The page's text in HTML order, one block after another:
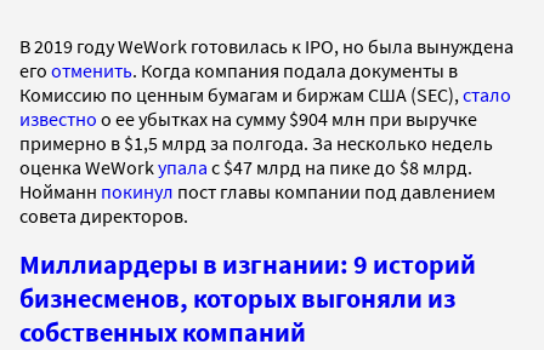
В 2019 году WeWork готовилась к IPO, но была вынуждена
его отменить. Когда компания подала документы в
Комиссию по ценным бумагам и биржам США (SEC), стало
известно о ее убытках на сумму $904 млн при выручке
примерно в $1,5 млрд за полгода. За несколько недель
оценка WeWorkупала с $47 млрд на пике до $8 млрд.
Нойманн покинул пост главы компании под давлением
совета директоров.
Миллиардеры в изгнании: 9 историй
бизнесменов, которых выгоняли из
собственных компаний